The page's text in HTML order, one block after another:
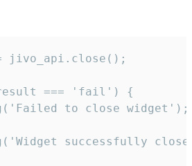
jivo_api.close();
=== 'fail') {
to close widget');
successfully